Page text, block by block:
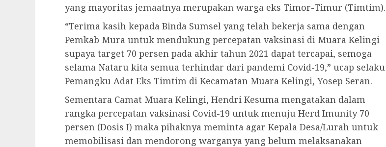
yang mayoritas jemaatnya merupakan warga eks Timor-Timur (Timtim).
“Terima kasih kepada Binda Sumsel yang telah bekerja sama dengan
Pemkab Mura untuk mendukung percepatan vaksinasi di Muara Kelingi
supaya target 70 persen pada akhir tahun 2021 dapat tercapai, semoga
selama Nataru kita semua terhindar dari pandemi Covid-19,” ucap selaku
Pemangku Adat Eks Timtim di Kecamatan Muara Kelingi, Yosep Seran.
Sementara Camat Muara Kelingi, Hendri Kesuma mengatakan dalam
rangka percepatan vaksinasi Covid-19 untuk menuju Herd Imunity 70
persen (Dosis I) maka pihaknya meminta agar Kepala Desa/Lurah untuk
memobilisasi dan mendorong warganya yang belum melaksanakan